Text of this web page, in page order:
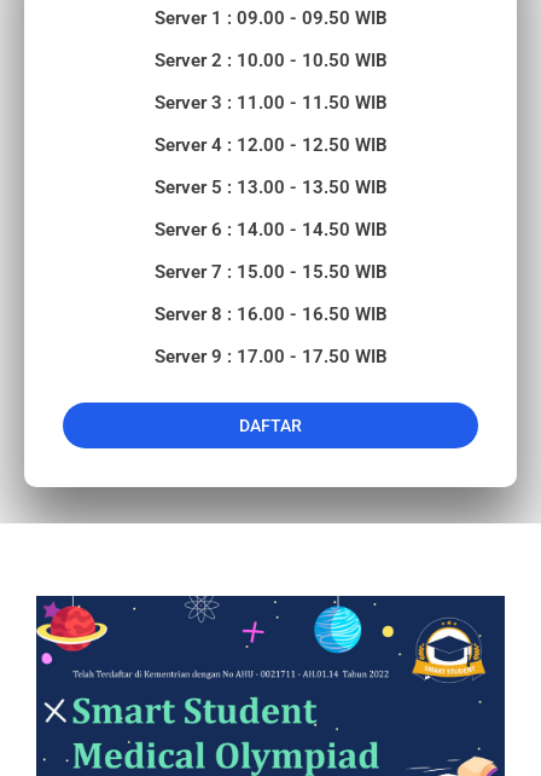
Server 1 : 09.00 - 09.50 WIB
Server 2 : 10.00 - 10.50 WIB
Server 3 : 11.00 - 11.50 WIB
Server 4 : 12.00 - 12.50 WIB
Server 5 : 13.00 - 13.50 WIB
Server 6 : 14.00 - 14.50 WIB
Server 7 : 15.00 - 15.50 WIB
Server 8 : 16.00 - 16.50 WIB
Server 9 : 17.00 - 17.50 WIB
DAFTAR